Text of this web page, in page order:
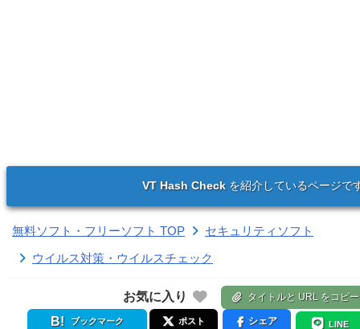
VT Hash Checkを紹介しているページで
無料ソフト・フリーソフト TOP
セキュリティソフト
ウイルス対策・ウイルスチェック
お気に入り タイトルと URL をコピー
ブックマーク ポスト シェア LINE